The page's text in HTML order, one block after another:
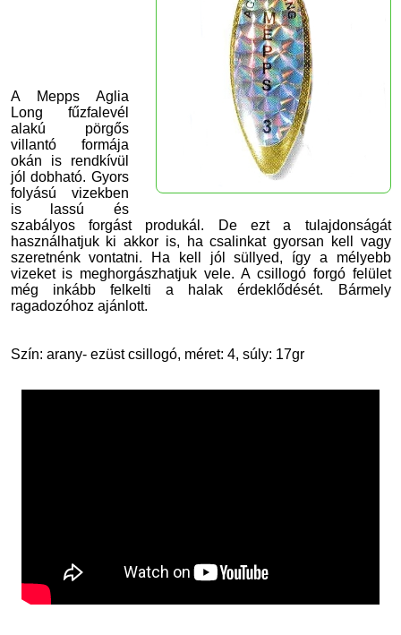
A Mepps Aglia
Long fűzfalevél
alakú pörgős
villantó formája
okán is rendkívül
jól dobható. Gyors
folyású vizekben
is lassú és
szabályos forgást produkál. De ezt a tulajdonságát
használhatjuk ki akkor is, ha csalinkat gyorsan kell vagy
szeretnénk vontatni. Ha kell jól süllyed, így a mélyebb
vizeket is meghorgászhatjuk vele. A csillogó forgó felület
még inkább felkelti a halak érdeklődését.
Bármely
ragadozóhoz ajánlott.
Szín: arany- ezüst csillogó, méret: 4, súly: 17gr